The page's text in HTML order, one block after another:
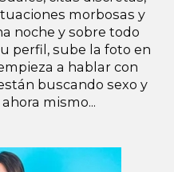
morbosas y
noche y sobre todo
perfil, sube la foto en
a hablar con
buscando sexo y
mismo...